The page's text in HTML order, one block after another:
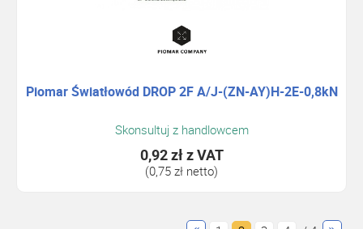
Piomar Światłowód DROP 2F A/J-(ZN-AY)H-2E-0,8kN
Skonsultuj z handlowcem
0,92 złz VAT
(0,75 zł netto)